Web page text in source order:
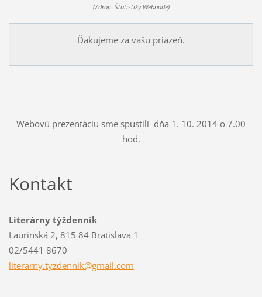
(Zdroj: Štatistiky Webnode)
Ďakujeme za vašu priazeň.
Webovú prezentáciu sme spustili dňa 1. 10. 2014 o 7.00
hod.
Kontakt
Literárny týždenník
Laurinská 2, 815 84 Bratislava 1
02/5441 8670
literarny.tyzdennik@gmail.com